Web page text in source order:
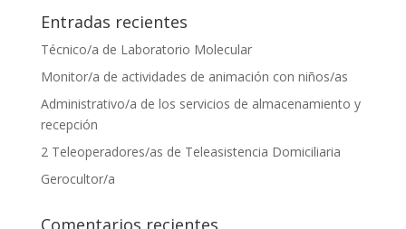
Entradas recientes
Técnico/a de Laboratorio Molecular
Monitor/a de actividades de animación con niños/as
Administrativo/a de los servicios de almacenamiento y
recepción
2 Teleoperadores/as de Teleasistencia Domiciliaria
Gerocultor/a
Comentarios recientes